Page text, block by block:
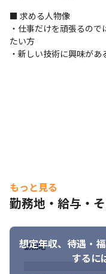
＜入社後の流れ＞
・希望のプロジェクトに
からお任せしてきます
■ 求める人物像
・仕事だけを頑張るの
たい方
・新しい技術に興味があ
もっと見る
勤務地・給与・
想定年収、待遇・福
するに
勤務地